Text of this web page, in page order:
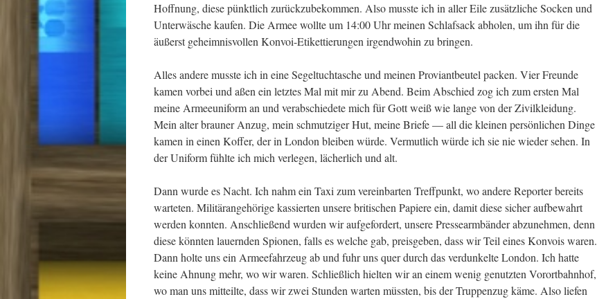
Hoffnung, diese pünktlich zurückzubekommen. Also musste ich in aller Eile zusätzliche Socken und
Unterwäsche kaufen. Die Armee wollte um 14:00 Uhr meinen Schlafsack abholen, um ihn für die
äußerst geheimnisvollen Konvoi-Etikettierungen irgendwohin zu bringen.
Alles andere musste ich in eine Segeltuchtasche und meinen Proviantbeutel packen. Vier Freunde
kamen vorbei und aßen ein letztes Mal mit mir zu Abend. Beim Abschied zog ich zum ersten Mal
meine Armeeuniform an und verabschiedete mich für Gott weiß wie lange von der Zivilkleidung.
Mein alter brauner Anzug, mein schmutziger Hut, meine Briefe –– all die kleinen persönlichen Dinge
kamen in einen Koffer, der in London bleiben würde. Vermutlich würde ich sie nie wieder sehen. In
der Uniform fühlte ich mich verlegen, lächerlich und alt.
Dann wurde es Nacht. Ich nahm ein Taxi zum vereinbarten Treffpunkt, wo andere Reporter bereits
warteten. Militärangehörige kassierten unsere britischen Papiere ein, damit diese sicher aufbewahrt
werden konnten. Anschließend wurden wir aufgefordert, unsere Pressearmbänder abzunehmen, denn
diese könnten lauernden Spionen, falls es welche gab, preisgeben, dass wir Teil eines Konvois waren.
Dann holte uns ein Armeefahrzeug ab und fuhr uns quer durch das verdunkelte London. Ich hatte
keine Ahnung mehr, wo wir waren. Schließlich hielten wir an einem wenig genutzten Vorortbahnhof,
wo man uns mitteilte, dass wir zwei Stunden warten müssten, bis der Truppenzug käme. Also liefen